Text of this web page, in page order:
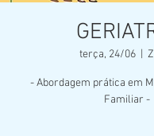
terça, 24/06
- Abordagem prática em
Familiar -